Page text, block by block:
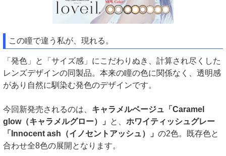
この瞳で違う私が、現れる。
「発色」と「サイズ感」にこだわりぬき、計算され尽くした
レンズデザインの同製品。本来の瞳の色に関係なく、透明感
があり自然に馴染む発色のデザインです。
今回新発売されるのは、 キャラメルベージュ「Caramel
glow（キャラメルグロー）」
と、 ホワイティッシュグレー
「Innocent ash（イノセントアッシュ）」 の2色。既存色と
合わせ全8色の展開となります。